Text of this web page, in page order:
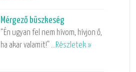
Mérgező büszkeség
“Én ugyan fel nem hívom, hívjon ő,
ha akar valamit!” …Részletek »